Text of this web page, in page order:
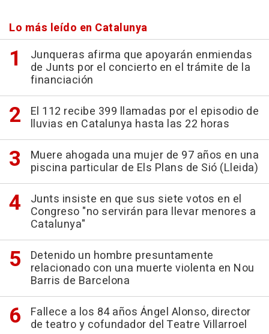
Lo más leído en Catalunya
Junqueras afirma que apoyarán enmiendas
de Junts por el concierto en el trámite de la
financiación
El 112 recibe 399 llamadas por el episodio de
lluvias en Catalunya hasta las 22 horas
Muere ahogada una mujer de 97 años en una
piscina particular de Els Plans de Sió (Lleida)
Junts insiste en que sus siete votos en el
Congreso "no servirán para llevar menores a
Catalunya"
Detenido un hombre presuntamente
relacionado con una muerte violenta en Nou
Barris de Barcelona
Fallece a los 84 años Ángel Alonso, director
de teatro y cofundador del Teatre Villarroel